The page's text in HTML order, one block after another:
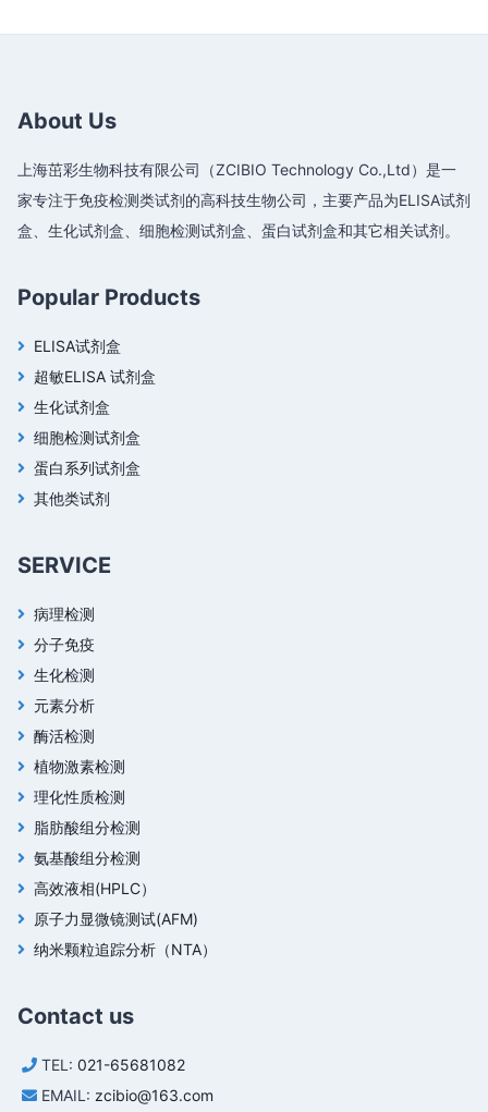
About Us
上海茁彩生物科技有限公司（ZCIBIO Technology Co.,Ltd）是一
家专注于免疫检测类试剂的高科技生物公司，主要产品为ELISA试剂
盒、生化试剂盒、细胞检测试剂盒、蛋白试剂盒和其它相关试剂。
Popular Products
ELISA试剂盒
超敏ELISA 试剂盒
生化试剂盒
细胞检测试剂盒
蛋白系列试剂盒
其他类试剂
SERVICE
病理检测
分子免疫
生化检测
元素分析
酶活检测
植物激素检测
理化性质检测
脂肪酸组分检测
氨基酸组分检测
高效液相(HPLC）
原子力显微镜测试(AFM)
纳米颗粒追踪分析（NTA）
Contact us
TEL: 021-65681082
EMAIL: zcibio@163.com